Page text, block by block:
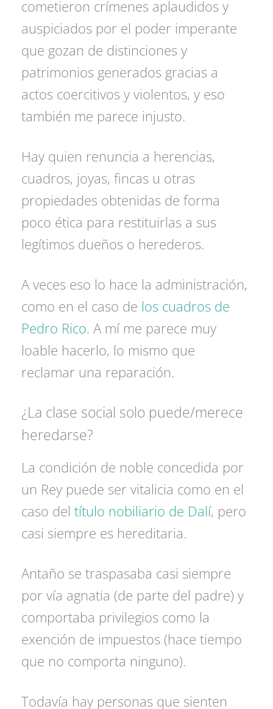
cometieron crímenes aplaudidos y
auspiciados por el poder imperante
que gozan de distinciones y
patrimonios generados gracias a
actos coercitivos y violentos, y eso
también me parece injusto.
Hay quien renuncia a herencias,
cuadros, joyas, fincas u otras
propiedades obtenidas de forma
poco ética para restituirlas a sus
legítimos dueños o herederos.
A veces eso lo hace la administración,
como en el caso de los cuadros de
Pedro Rico. A mí me parece muy
loable hacerlo, lo mismo que
reclamar una reparación.
¿La clase social solo puede/merece
heredarse?
La condición de noble concedida por
un Rey puede ser vitalicia como en el
caso deltítulo nobiliario de Dalí, pero
casi siempre es hereditaria.
Antaño se traspasaba casi siempre
por vía agnatia (de parte del padre) y
comportaba privilegios como la
exención de impuestos (hace tiempo
que no comporta ninguno).
Todavía hay personas que sienten